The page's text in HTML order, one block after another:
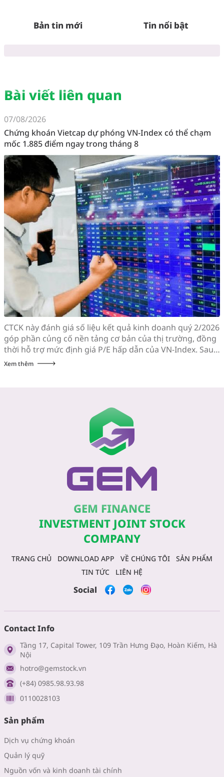
Bản tin mới Tin nổi bật
Bài viết liên quan
07/08/2026
Chứng khoán Vietcap dự phóng VN-Index có thể chạm
mốc 1.885 điểm ngay trong tháng 8
CTCK này đánh giá số liệu kết quả kinh doanh quý 2/2026
góp phần củng cố nền tảng cơ bản của thị trường, đồng
thời hỗ trợ mức định giá P/E hấp dẫn của VN-Index. Sau
khi giảm hơn 10% trong vòng 3 tuần đầu tiên của tháng
Xem thêm
GEM FINANCE
INVESTMENT JOINT STOCK
COMPANY
TRANG CHỦ DOWNLOAD APP VỀ CHÚNG TÔI
SẢN PHẨM
TIN TỨC
LIÊN HỆ
Social
Contact Info
Tầng 17, Capital Tower, 109 Trần Hưng Đạo, Hoàn Kiếm, Hà
Nội
hotro@gemstock.vn
(+84) 0985.98.93.98
0110028103
Sản phẩm
Dịch vụ chứng khoán
Quản lý quỹ
Nguồn vốn và kinh doanh tài chính